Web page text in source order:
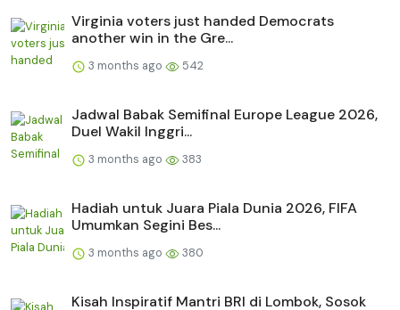
Virginia voters just handed Democrats
another win in the Gre...
3 months ago 542
Jadwal Babak Semifinal Europe League 2026,
Duel Wakil Inggri...
3 months ago 383
Hadiah untuk Juara Piala Dunia 2026, FIFA
Umumkan Segini Bes...
3 months ago 380
Kisah Inspiratif Mantri BRI di Lombok, Sosok